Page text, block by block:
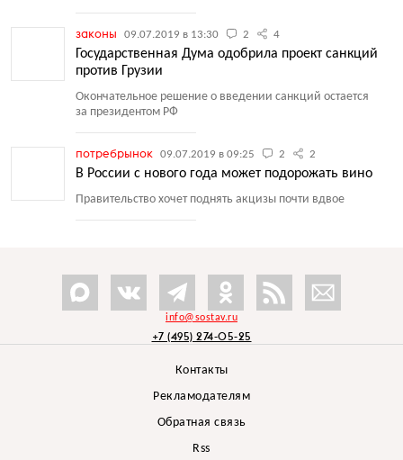
законы 09.07.2019 в 13:30 2 4
Государственная Дума одобрила проект санкций
против Грузии
Окончательное решение о введении санкций остается
за президентом РФ
потребрынок 09.07.2019 в 09:25 2 2
В России с нового года может подорожать вино
Правительство хочет поднять акцизы почти вдвое
info@sostav.ru
+7 (495) 274-05-25
Контакты
Рекламодателям
Обратная связь
Rss